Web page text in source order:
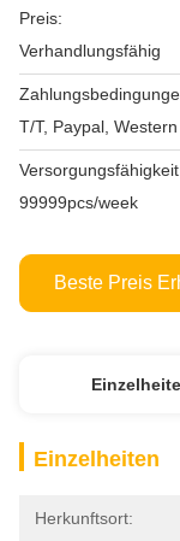
Preis:
Verhandlungsfähig
T/T, Paypal,
99999pcs/week
Beste Preis
Einzelheiten
Herkunftsort: